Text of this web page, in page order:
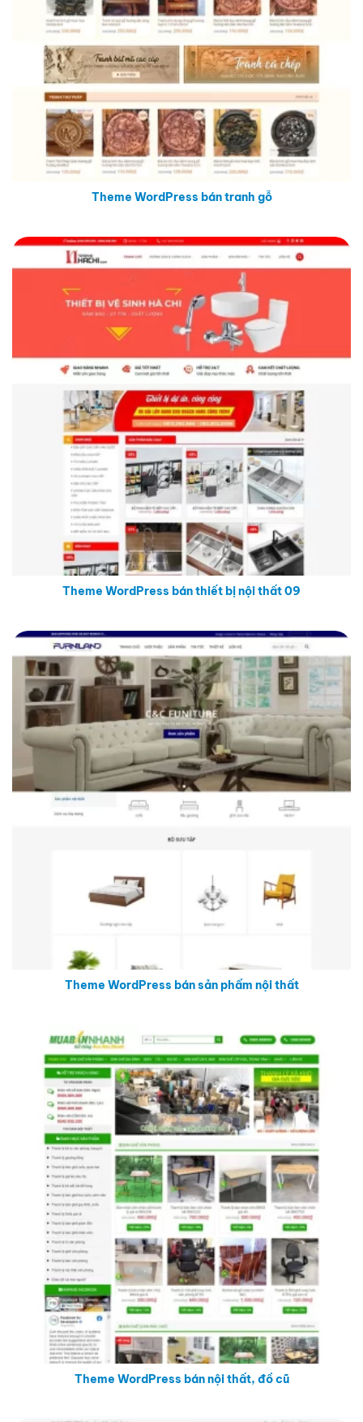
Theme WordPress bán tranh gỗ
Theme WordPress bán thiết bị nội thất 09
Theme WordPress bán sản phẩm nội thất
Theme WordPress bán nội thất, đồ cũ